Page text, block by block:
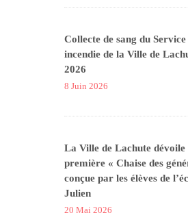
Collecte de sang du
incendie de la Ville de
2026
8 Juin 2026
La Ville de Lachute dévoile
première « Chaise des
conçue par les élèves de
Julien
20 Mai 2026